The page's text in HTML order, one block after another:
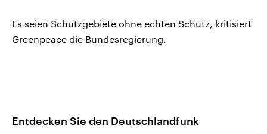
Es seien Schutzgebiete ohne echten Schutz, kritisiert
Greenpeace die Bundesregierung.
Entdecken Sie den Deutschlandfunk